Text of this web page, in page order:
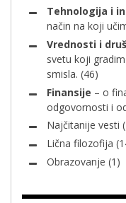
Tehnologija i
način na koji
Vrednosti i
svetu koji
smisla. (46)
Finansije – o
odgovornosti i
Najčitanije vesti
Lična filozofija
Obrazovanje (1)